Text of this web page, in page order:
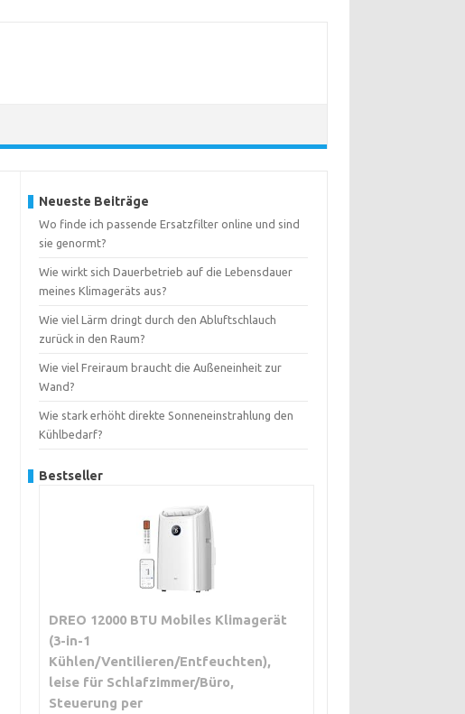
Neueste Beiträge
Wo finde ich passende Ersatzfilter online und sind
sie genormt?
Wie wirkt sich Dauerbetrieb auf die Lebensdauer
meines Klimageräts aus?
Wie viel Lärm dringt durch den Abluftschlauch
zurück in den Raum?
Wie viel Freiraum braucht die Außeneinheit zur
Wand?
Wie stark erhöht direkte Sonneneinstrahlung den
Kühlbedarf?
Bestseller
DREO 12000 BTU Mobiles Klimagerät
(3-in-1
Kühlen/Ventilieren/Entfeuchten),
leise für Schlafzimmer/Büro,
Steuerung per